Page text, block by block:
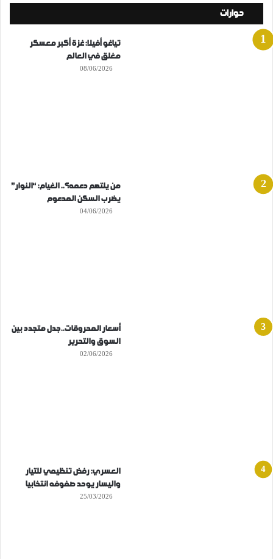
حوارات
تياغو أفيلا: غزة أكبر معسكر
مغلق في العالم
08/06/2026
من يلتهم دعمه؟.. الغيام: “النوار”
يضرب السكن المدعوم
04/06/2026
أسعار المحروقات..جدل متجدد بين
السوق والتحرير
02/06/2026
العسري: رفض تنظيمي للتيار
واليسار يوحد صفوفه انتخابيا
25/03/2026